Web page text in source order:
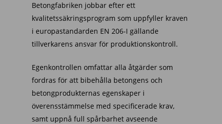
Betongfabriken jobbar efter ett
kvalitetssäkringsprogram som uppfyller kraven
i europastandarden EN 206-I gällande
tillverkarens ansvar för produktionskontroll.
Egenkontrollen omfattar alla åtgärder som
fordras för att bibehålla betongens och
betongprodukternas egenskaper i
överensstämmelse med specificerade krav,
samt uppnå full spårbarhet avseende